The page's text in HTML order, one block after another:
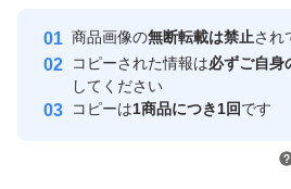
REVI製品の使い方、種類など、
これを見ればREVIの商品が
一目でわかる手製オリジナル
安心取引出品者
心・安
取引実績
引を
商品画像の無断転載は禁止され
コピーされた情報は必ずご自身
してください
コピーは1商品につき1回です